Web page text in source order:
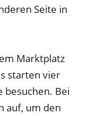
Seite in
Marktplatz
starten vier
besuchen. Bei
auf, um den